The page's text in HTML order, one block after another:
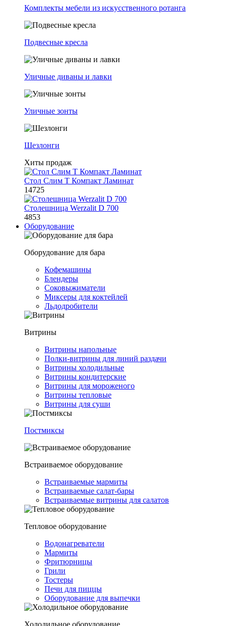
Комплекты мебели из искусственного ротанга
Подвесные кресла
Уличные диваны и лавки
Уличные зонты
Шезлонги
Хиты продаж
Стол Слим Т Компакт Ламинат
14725
Столешница Werzalit D 700
4853
Оборудование
Оборудование для бара
Кофемашины
Блендеры
Соковыжиматели
Миксеры для коктейлей
Льдодробители
Витрины
Витрины напольные
Полки-витрины для линий раздачи
Витрины холодильные
Витрины кондитерские
Витрины для мороженого
Витрины тепловые
Витрины для суши
Постмиксы
Встраиваемое оборудование
Встраиваемые мармиты
Встраиваемые салат-бары
Встраиваемые витрины для салатов
Тепловое оборудование
Водонагреватели
Мармиты
Фритюрницы
Грили
Тостеры
Печи для пиццы
Оборудование для выпечки
Холодильное оборудование